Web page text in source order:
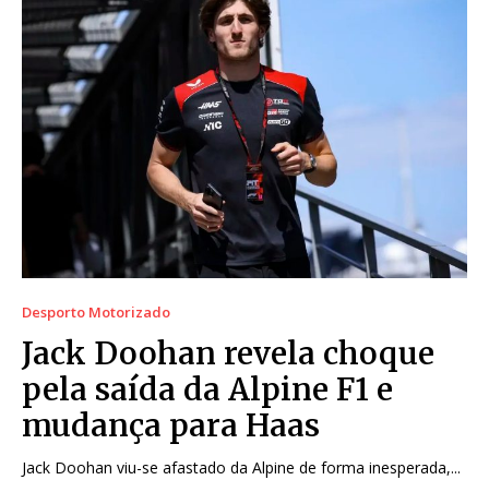
Desporto Motorizado
Jack Doohan revela choque
pela saída da Alpine F1 e
mudança para Haas
Jack Doohan viu-se afastado da Alpine de forma inesperada,...